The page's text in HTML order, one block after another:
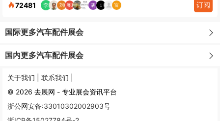
72481 订阅
国际更多汽车配件展会
国内更多汽车配件展会
关于我们 | 联系我们 |
© 2026 去展网 - 专业展会资讯平台
浙公网安备:33010302002903号